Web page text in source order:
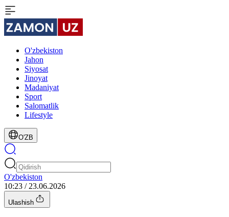
O'zbekiston
Jahon
Siyosat
Jinoyat
Madaniyat
Sport
Salomatlik
Lifestyle
O'ZB
O'zbekiston
10:23 / 23.06.2026
Ulashish